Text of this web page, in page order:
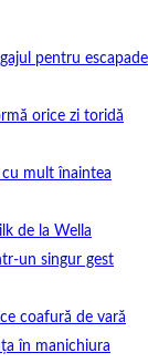
pentru escapade
orice zi toridă
mult înaintea
de la Wella
un singur gest
coafură de vară
în manichiura